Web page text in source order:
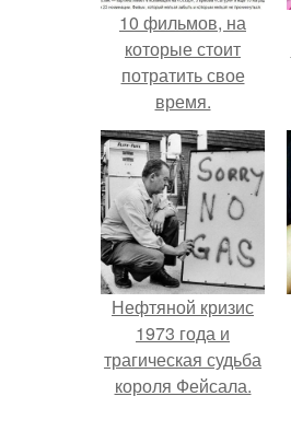
10 фильмов, на
которые стоит
потратить свое
время.
Нефтяной кризис
1973 года и
трагическая судьба
короля Фейсала.